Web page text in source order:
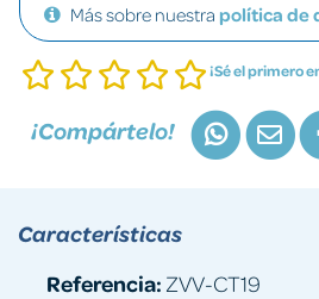
Más sobre nuestra política de
¡Sé el primero
¡Compártelo!
Características
Referencia: ZVV-CT19